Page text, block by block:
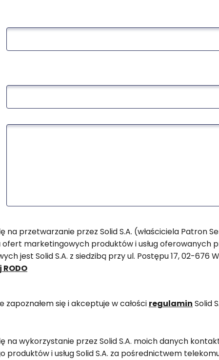
na przetwarzanie przez Solid S.A. (właściciela Patron
ofert marketingowych produktów i usług oferowanych
jest Solid S.A. z siedzibą przy ul. Postępu 17, 02-676
zapoznałem się i akceptuje w całości regulamin Solid
na wykorzystanie przez Solid S.A. moich danych
produktów i usług Solid S.A. za pośrednictwem